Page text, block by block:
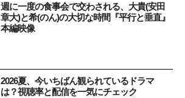
週に一度の食事会で交わされる、大貴(安田
章大)と希(のん)の大切な時間『平行と垂直』
本編映像
2026夏、今いちばん観られているドラマ
は？視聴率と配信を一気にチェック